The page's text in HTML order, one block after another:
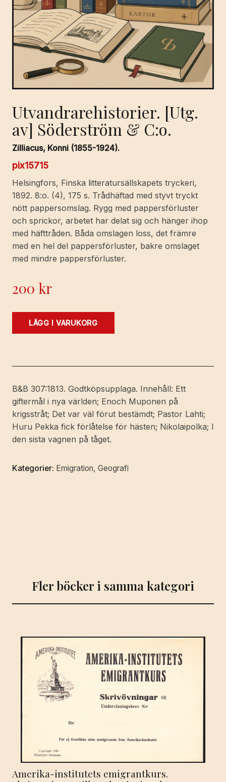
Utvandrarehistorier. [Utg.
av] Söderström & C:o.
Zilliacus, Konni (1855-1924).
pix15715
Helsingfors, Finska litteratursällskapets tryckeri,
1892. 8:o. (4), 175 s. Trådhäftad med styvt tryckt
nött pappersomslag. Rygg med pappersförluster
och sprickor, arbetet har delat sig och hänger ihop
med häfttråden. Båda omslagen loss, det främre
med en hel del pappersförluster, bakre omslaget
med mindre pappersförluster.
200 kr
Utvandrarehistorier.
&
mängd
LÄGG I VARUKORG
B&B 307:1813. Godtköpsupplaga. Innehåll: Ett
giftermål i nya världen; Enoch Muponen på
krigsstråt; Det var väl förut bestämdt; Pastor Lahti;
Huru Pekka fick förlåtelse för hästen; Nikolaipolka; I
den sista vagnen på tåget.
Kategorier: Emigration, Geografi
Fler böcker i samma kategori
Amerika-institutets emigrantkurs.